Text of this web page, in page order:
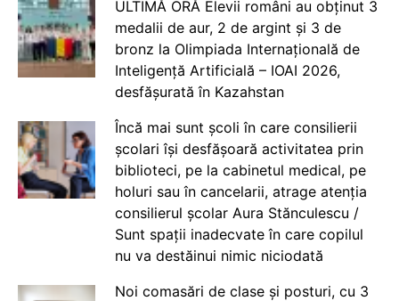
ULTIMĂ ORĂ Elevii români au obținut 3
medalii de aur, 2 de argint și 3 de
bronz la Olimpiada Internațională de
Inteligență Artificială – IOAI 2026,
desfășurată în Kazahstan
Încă mai sunt școli în care consilierii
școlari își desfășoară activitatea prin
biblioteci, pe la cabinetul medical, pe
holuri sau în cancelarii, atrage atenția
consilierul școlar Aura Stănculescu /
Sunt spații inadecvate în care copilul
nu va destăinui nimic niciodată
Noi comasări de clase și posturi, cu 3